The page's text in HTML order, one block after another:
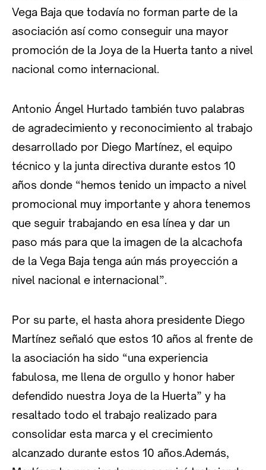
Vega Baja que todavía no forman parte de la
asociación así como conseguir una mayor
promoción de la Joya de la Huerta tanto a nivel
nacional como internacional.
Antonio Ángel Hurtado también tuvo palabras
de agradecimiento y reconocimiento al trabajo
desarrollado por Diego Martínez, el equipo
técnico y la junta directiva durante estos 10
años donde “hemos tenido un impacto a nivel
promocional muy importante y ahora tenemos
que seguir trabajando en esa línea y dar un
paso más para que la imagen de la alcachofa
de la Vega Baja tenga aún más proyección a
nivel nacional e internacional”.
Por su parte, el hasta ahora presidente Diego
Martínez señaló que estos 10 años al frente de
la asociación ha sido “una experiencia
fabulosa, me llena de orgullo y honor haber
defendido nuestra Joya de la Huerta” y ha
resaltado todo el trabajo realizado para
consolidar esta marca y el crecimiento
alcanzado durante estos 10 años.Además,